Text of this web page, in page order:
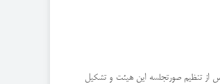
از تنظیم صورتجلسه این هیئت و تشکیل